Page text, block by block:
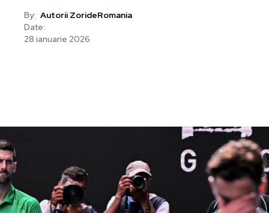
By: Autorii ZorideRomania
Date:
28 ianuarie 2026